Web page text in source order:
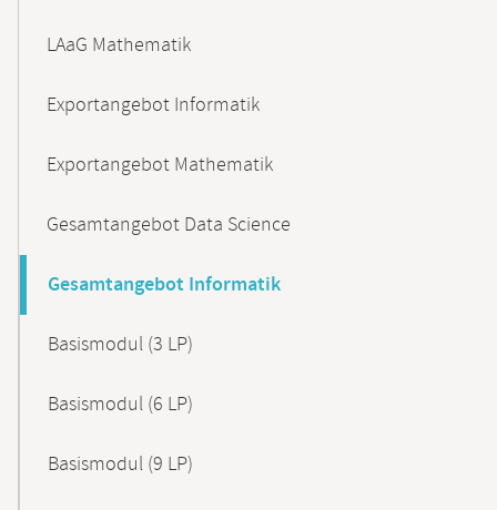
LAaG Mathematik
Exportangebot Informatik
Exportangebot Mathematik
Gesamtangebot Data Science
Gesamtangebot Informatik
Basismodul (3 LP)
Basismodul (6 LP)
Basismodul (9 LP)